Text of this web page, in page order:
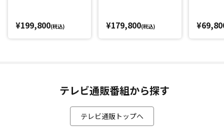
¥199,800(税込) ¥179,800(税込)
テレビ通販番組から探す
テレビ通販トップへ